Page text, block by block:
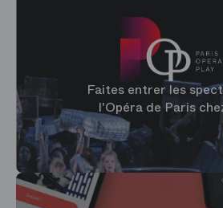
Faites entrer les
l'Opéra de Paris